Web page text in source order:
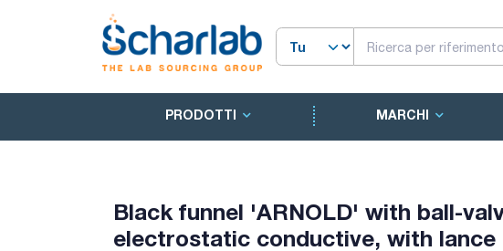
PRODOTTI MARCHI
Black funnel 'ARNOLD' with ball-
electrostatic conductive, with lance